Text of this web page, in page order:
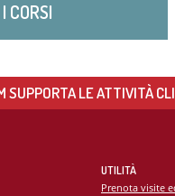
CORSI
SUPPORTA LE ATTIVITÀ
UTILITÀ
Prenota visite